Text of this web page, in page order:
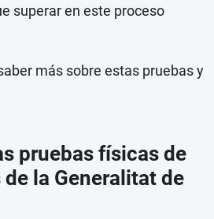
superar en este proceso
más sobre estas pruebas y
pruebas físicas de
la Generalitat de